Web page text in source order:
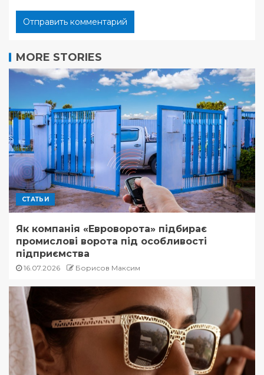
MORE STORIES
СТАТЬИ
Як компанія «Евроворота» підбирає
промислові ворота під особливості
підприємства
16.07.2026 Борисов Максим